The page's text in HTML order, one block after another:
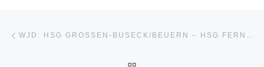
WJD: HSG GROSSEN-BUSECK/BEUERN – HSG FERNWALD 17 : 13 (5 : 6)